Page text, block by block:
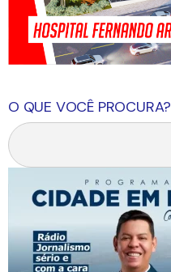
O QUE VOCÊ PROCURA?